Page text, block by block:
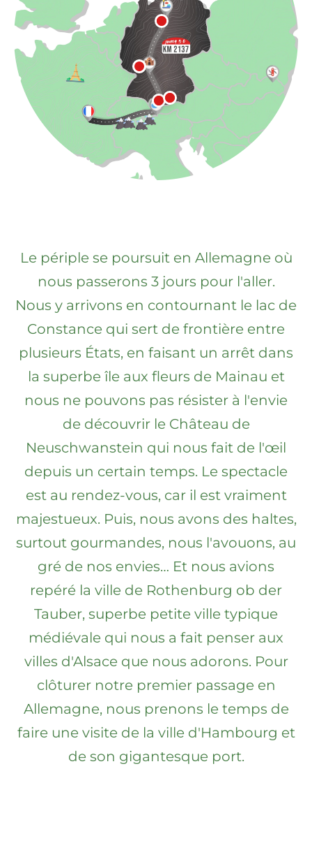
Le périple se poursuit en Allemagne où
nous passerons 3 jours pour l'aller.
Nous y arrivons en contournant le lac de
Constance qui sert de frontière entre
plusieurs États, en faisant un arrêt dans
la superbe île aux fleurs de Mainau et
nous ne pouvons pas résister à l'envie
de découvrir le Château de
Neuschwanstein qui nous fait de l'œil
depuis un certain temps. Le spectacle
est au rendez-vous, car il est vraiment
majestueux. Puis, nous avons des haltes,
surtout gourmandes, nous l'avouons, au
gré de nos envies… Et nous avions
repéré la ville de Rothenburg ob der
Tauber, superbe petite ville typique
médiévale qui nous a fait penser aux
villes d'Alsace que nous adorons. Pour
clôturer notre premier passage en
Allemagne, nous prenons le temps de
faire une visite de la ville d'Hambourg et
de son gigantesque port.